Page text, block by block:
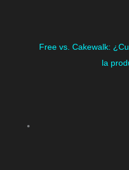
Free vs. Cakewalk:
la